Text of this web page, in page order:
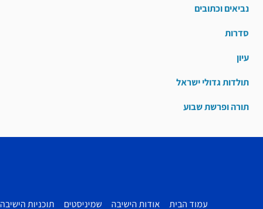
נביאים וכתובים
סדרות
עיון
תולדות גדולי ישראל
תורה ופרשת שבוע
עמוד הבית אודות הישיבה שמיניסטים תוכניות הישיבה